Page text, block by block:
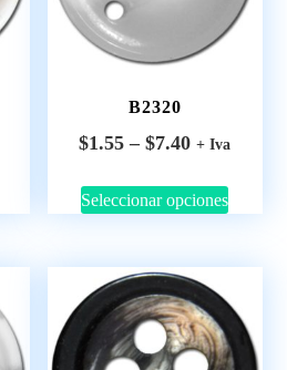
B2320
$1.55 – $7.40 + Iva
Seleccionar opciones